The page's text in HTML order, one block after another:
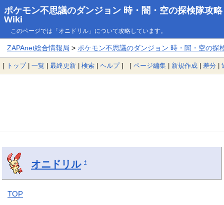
ポケモン不思議のダンジョン 時・闇・空の探検隊攻略
Wiki
このページでは「オニドリル」について攻略しています。
ZAPAnet総合情報局 > ポケモン不思議のダンジョン 時・闇・空の探
[ トップ| 一覧 | 最終更新 | 検索 | ヘルプ] [ ページ編集 | 新規作成 | 差分 |
オニドリル †
TOP